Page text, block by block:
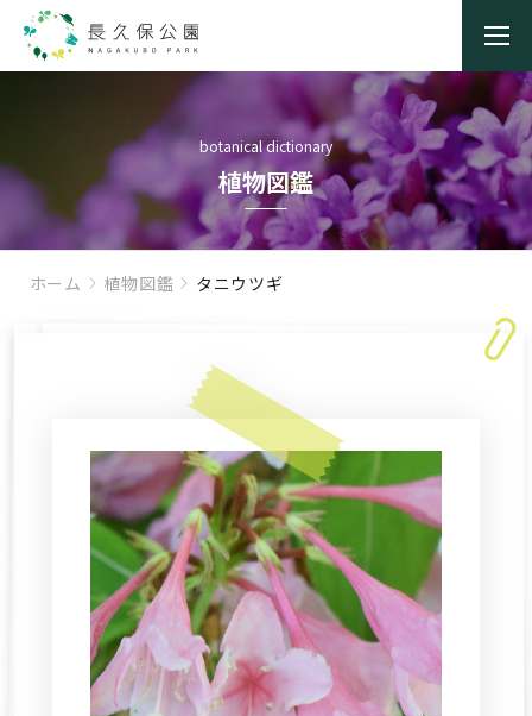
botanical dictionary
植物図鑑
ホーム 植物図鑑 タニウツギ